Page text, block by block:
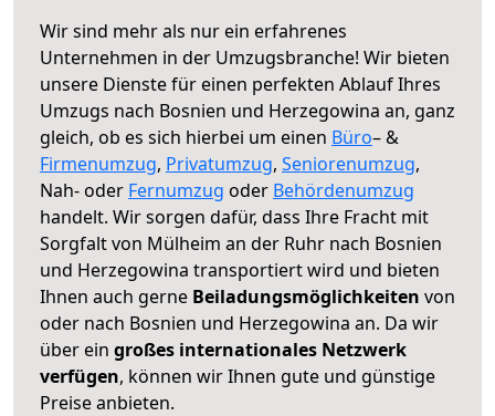
Wir sind mehr als nur ein erfahrenes
Unternehmen in der Umzugsbranche! Wir bieten
unsere Dienste für einen perfekten Ablauf Ihres
Umzugs nach Bosnien und Herzegowina an, ganz
gleich, ob es sich hierbei um einen Büro– &
Firmenumzug, Privatumzug, Seniorenumzug,
Nah- oder Fernumzug oder Behördenumzug
handelt. Wir sorgen dafür, dass Ihre Fracht mit
Sorgfalt von Mülheim an der Ruhr nach Bosnien
und Herzegowina transportiert wird und bieten
Ihnen auch gerne Beiladungsmöglichkeiten von
oder nach Bosnien und Herzegowina an. Da wir
über ein großes internationales Netzwerk
verfügen, können wir Ihnen gute und günstige
Preise anbieten.